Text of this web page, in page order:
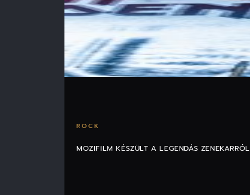
ROCK
MOZIFILM KÉSZÜLT A LEGENDÁS ZENEKARRÓL